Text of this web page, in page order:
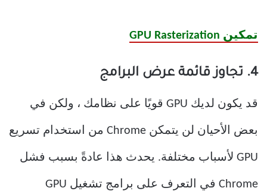
تمكين GPU Rasterization
4. تجاوز قائمة عرض البرامج
قد يكون لديك GPU قويًا على نظامك ، ولكن في
بعض الأحيان لن يتمكن Chrome من استخدام تسريع
GPU لأسباب مختلفة. يحدث هذا عادةً بسبب فشل
Chrome في التعرف على برامج تشغيل GPU